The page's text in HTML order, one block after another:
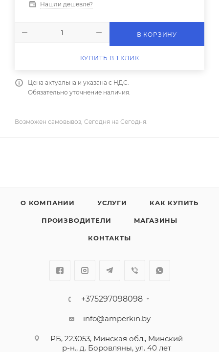
Нашли дешевле?
В КОРЗИНУ
КУПИТЬ В 1 КЛИК
Цена актуальна и указана с НДС.
Обязательно уточнение наличия.
Возможен самовывоз, Сегодня на Сегодня.
О КОМПАНИИ УСЛУГИ КАК КУПИТЬ
ПРОИЗВОДИТЕЛИ МАГАЗИНЫ
КОНТАКТЫ
+375297098098
info@amperkin.by
РБ, 223053, Минская обл., Минский
р-н., д. Боровляны, ул. 40 лет